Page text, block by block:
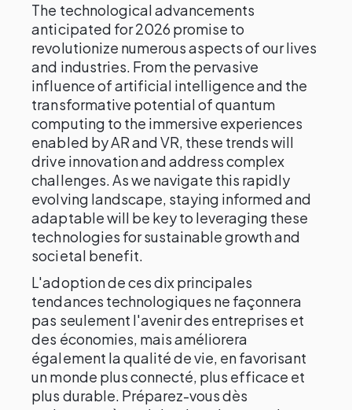
The technological advancements
anticipated for 2026 promise to
revolutionize numerous aspects of our lives
and industries. From the pervasive
influence of artificial intelligence and the
transformative potential of quantum
computing to the immersive experiences
enabled by AR and VR, these trends will
drive innovation and address complex
challenges. As we navigate this rapidly
evolving landscape, staying informed and
adaptable will be key to leveraging these
technologies for sustainable growth and
societal benefit.
L'adoption de ces dix principales
tendances technologiques ne façonnera
pas seulement l'avenir des entreprises et
des économies, mais améliorera
également la qualité de vie, en favorisant
un monde plus connecté, plus efficace et
plus durable. Préparez-vous dès